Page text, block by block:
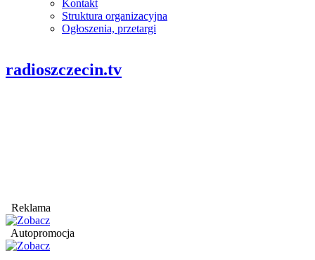
Kontakt
Struktura organizacyjna
Ogłoszenia, przetargi
radioszczecin.tv
Reklama
Autopromocja